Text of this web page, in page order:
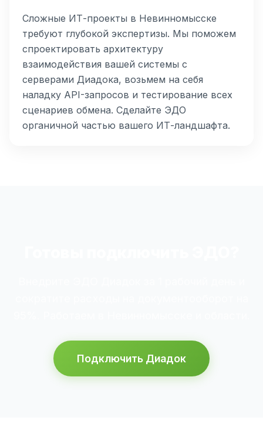
Сложные ИТ-проекты в Невинномысске
требуют глубокой экспертизы. Мы поможем
спроектировать архитектуру
взаимодействия вашей системы с
серверами Диадока, возьмем на себя
наладку API-запросов и тестирование всех
сценариев обмена. Сделайте ЭДО
органичной частью вашего ИТ-ландшафта.
Подключить Диадок